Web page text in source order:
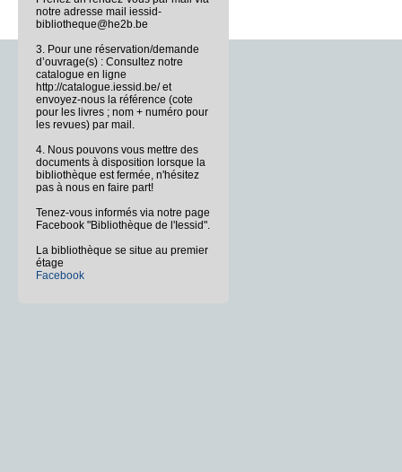
notre adresse mail iessid-
bibliotheque@he2b.be
3. Pour une réservation/demande
d’ouvrage(s) : Consultez notre
catalogue en ligne
http://catalogue.iessid.be/ et
envoyez-nous la référence (cote
pour les livres ; nom + numéro pour
les revues) par mail.
4. Nous pouvons vous mettre des
documents à disposition lorsque la
bibliothèque est fermée, n'hésitez
pas à nous en faire part!
Tenez-vous informés via notre page
Facebook "Bibliothèque de l'Iessid".
La bibliothèque se situe au premier
étage
Facebook